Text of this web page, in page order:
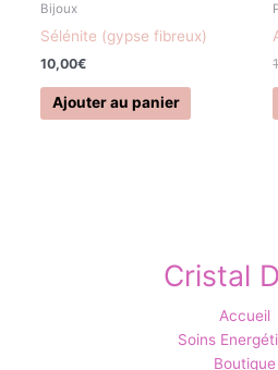
Bijoux
Sélénite (gypse fibreux)
10,00€
Ajouter au panier
Cristal
Accueil
Soins
Boutique